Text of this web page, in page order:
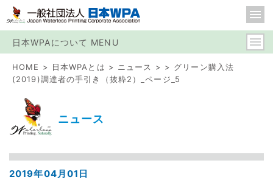
日本WPAについて MENU
HOME 日本WPAとは ニュース
グリーン購入法
(2019)調達者の手引き（抜粋2）_ページ_5
ニュース
2019年04月01日